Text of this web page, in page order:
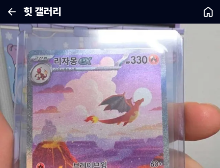
힛 갤러리